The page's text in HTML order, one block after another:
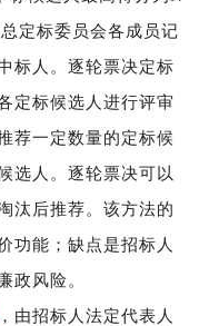
定标委员会各成员记
标人。逐轮票决定标
定标候选人进行评审
荐一定数量的定标候
选人。逐轮票决可以
汰后推荐。该方法的
功能；缺点是招标人
政风险。
，由招标人法定代表人